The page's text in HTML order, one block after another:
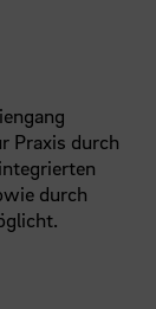
Praxis durch
durch